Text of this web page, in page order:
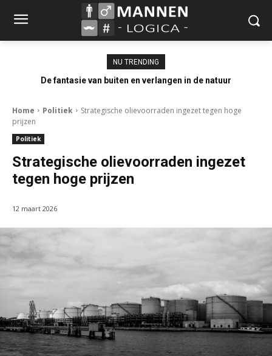
NU TRENDING
De fantasie van buiten en verlangen in de natuur
Home Politiek
Strategische olievoorraden ingezet tegen hoge
prijzen
Politiek
Strategische olievoorraden ingezet
tegen hoge prijzen
12 maart 2026